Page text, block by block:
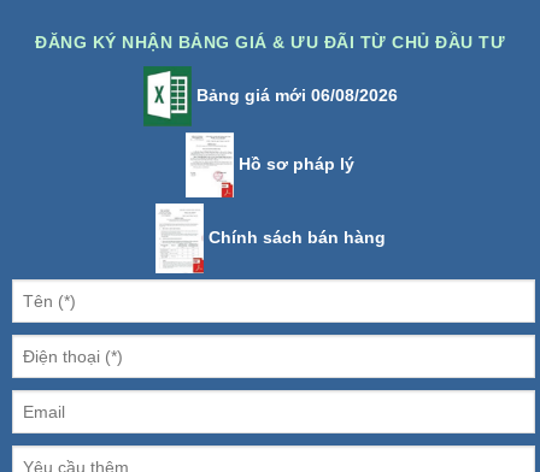
ĐĂNG KÝ NHẬN BẢNG GIÁ & ƯU ĐÃI TỪ CHỦ ĐẦU TƯ
Bảng giá mới 06/08/2026
Hồ sơ pháp lý
Chính sách bán hàng